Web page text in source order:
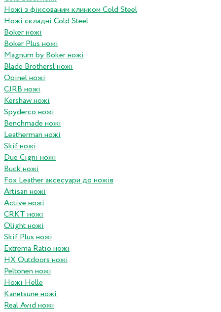
Ножі з фіксованим клинком Cold Steel
Ножі складні Cold Steel
Boker ножі
Boker Plus ножі
Magnum by Boker ножі
Blade Brothersl ножі
Opinel ножі
CJRB ножі
Kershaw ножі
Spyderco ножі
Benchmade ножі
Leatherman ножі
Skif ножі
Due Cigni ножі
Buck ножі
Fox Leather аксесуари до ножів
Artisan ножі
Active ножі
CRKT ножі
Olight ножі
Skif Plus ножі
Extrema Ratio ножі
HX Outdoors ножі
Peltonen ножі
Ножі Helle
Kanetsune ножі
Real Avid ножі